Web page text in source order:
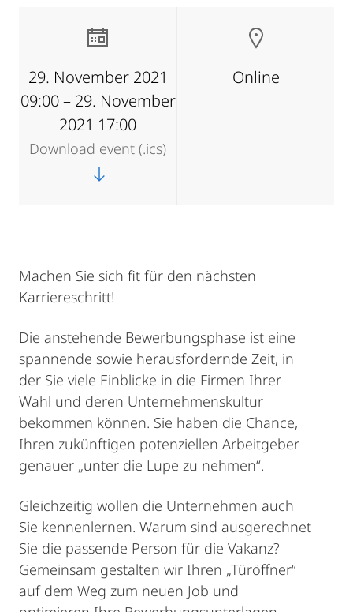
29. November 2021
09:00 – 29. November
2021 17:00
Download event (.ics)
Online
Machen Sie sich fit für den nächsten
Karriereschritt!
Die anstehende Bewerbungsphase ist eine
spannende sowie herausfordernde Zeit, in
der Sie viele Einblicke in die Firmen Ihrer
Wahl und deren Unternehmenskultur
bekommen können. Sie haben die Chance,
Ihren zukünftigen potenziellen Arbeitgeber
genauer „unter die Lupe zu nehmen“.
Gleichzeitig wollen die Unternehmen auch
Sie kennenlernen. Warum sind ausgerechnet
Sie die passende Person für die Vakanz?
Gemeinsam gestalten wir Ihren „Türöffner“
auf dem Weg zum neuen Job und